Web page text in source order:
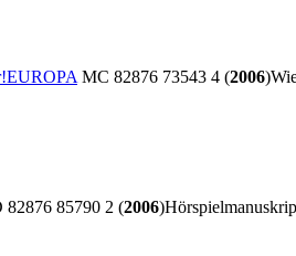
EUROPA MC 82876 73543 4 (2006)
82876 85790 2 (2006)